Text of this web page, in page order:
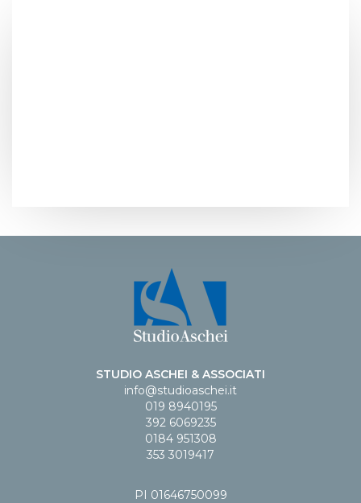
STUDIO ASCHEI & ASSOCIATI
info@studioaschei.it
019 8940195
392 6069235
0184 951308
353 3019417
PI 01646750099